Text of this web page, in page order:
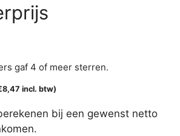
gaf 4 of meer sterren.
8,47 incl. btw)
bij een gewenst netto